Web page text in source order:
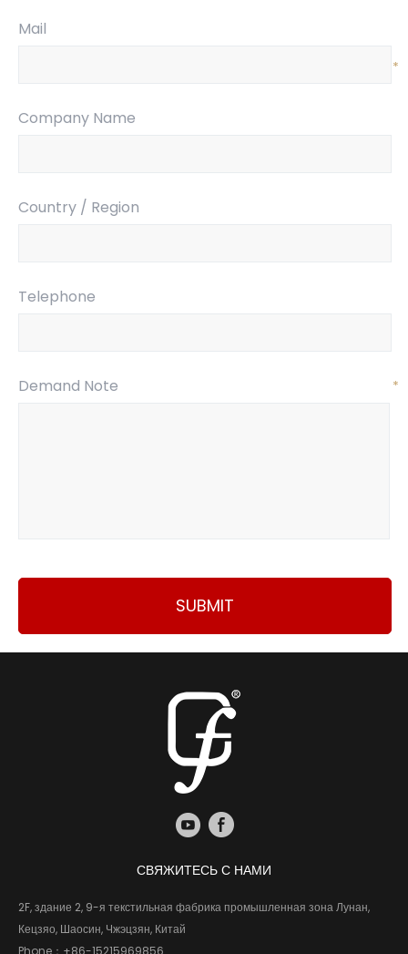
Mail
*
Company Name
Country / Region
Telephone
Demand Note *
SUBMIT
СВЯЖИТЕСЬ С НАМИ
2F, здание 2, 9-я текстильная фабрика промышленная зона Лунан,
Кецзяо, Шаосин, Чжэцзян, Китай